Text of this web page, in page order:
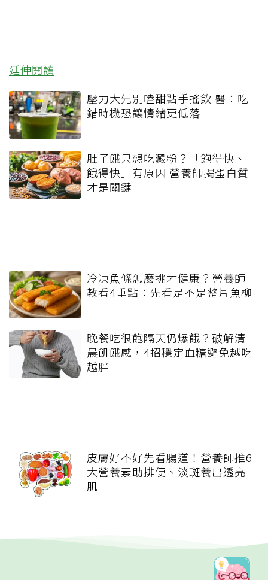
延伸閱讀
壓力大先別嗑甜點手搖飲 醫：吃
錯時機恐讓情緒更低落
肚子餓只想吃澱粉？「飽得快、
餓得快」有原因 營養師揭蛋白質
才是關鍵
冷凍魚條怎麼挑才健康？營養師
教看4重點：先看是不是整片魚柳
晚餐吃很飽隔天仍爆餓？破解清
晨飢餓感，4招穩定血糖避免越吃
越胖
皮膚好不好先看腸道！營養師推6
大營養素助排便、淡斑養出透亮
肌